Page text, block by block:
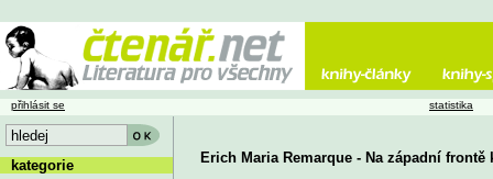
Erich Maria Remarque - Na západní frontě
přihlásit se statistika
kategorie